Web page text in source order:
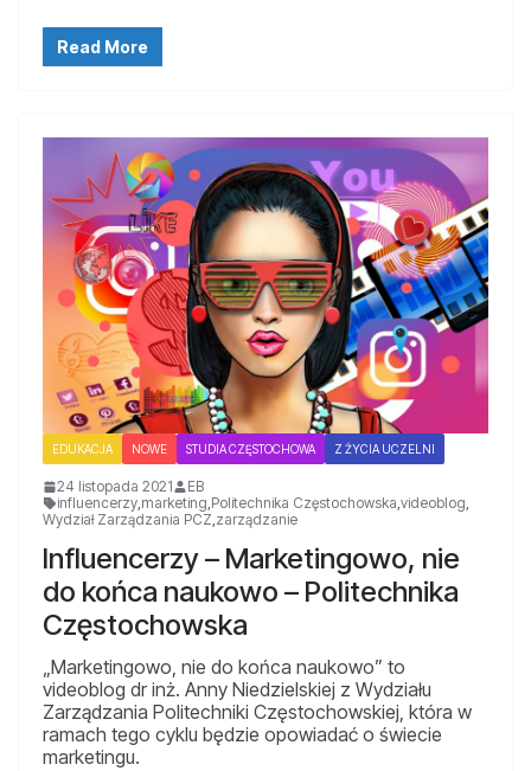
Read More
EDUKACJA NOWE STUDIA CZĘSTOCHOWA Z ŻYCIA UCZELNI
24 listopada 2021
EB
influencerzy,marketing,Politechnika Częstochowska,videoblog,
Wydział Zarządzania PCZ,zarządzanie
Influencerzy – Marketingowo, nie
do końca naukowo – Politechnika
Częstochowska
„Marketingowo, nie do końca naukowo” to
videoblog dr inż. Anny Niedzielskiej z Wydziału
Zarządzania Politechniki Częstochowskiej, która w
ramach tego cyklu będzie opowiadać o świecie
marketingu.